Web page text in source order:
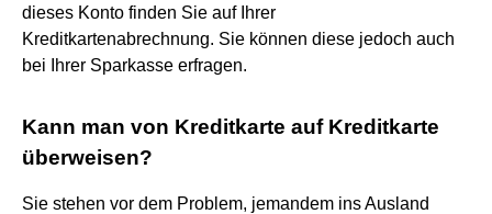
dieses Konto finden Sie auf Ihrer
Kreditkartenabrechnung. Sie können diese jedoch auch
bei Ihrer Sparkasse erfragen.
Kann man von Kreditkarte auf Kreditkarte
überweisen?
Sie stehen vor dem Problem, jemandem ins Ausland